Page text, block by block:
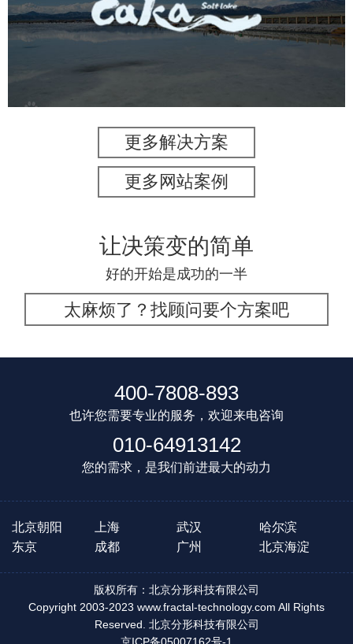
更多解决方案
更多网站案例
让决策变的简单
好的开始是成功的一半
太麻烦了？找顾问要个方案吧
400-7808-893
也许您需要专业的服务，欢迎来电咨询
010-64913142
您的需求，是我们前进最大的动力
北京朝阳 上海 武汉
哈尔滨
东京
成都 广州 北京海淀
版权所有：北京分形科技有限公司
Copyright 2003-2023 www.fractal-technology.com All Rights
Reserved. 北京分形科技有限公司